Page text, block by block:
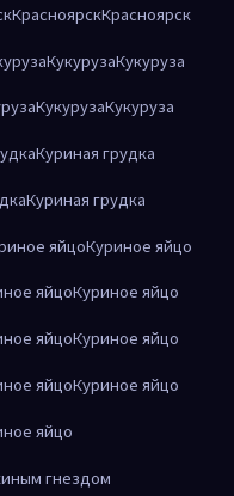
КрасноярскКрасноярск
КукурузаКукуруза
КукурузаКукуруза
Куриная грудка
Куриная грудка
яйцоКуриное яйцо
яйцоКуриное яйцо
яйцоКуриное яйцо
яйцоКуриное яйцо
яйцо
гнездом